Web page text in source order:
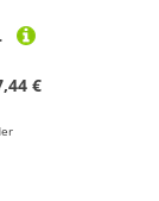
Geeignet für Indoor Outdoor
€